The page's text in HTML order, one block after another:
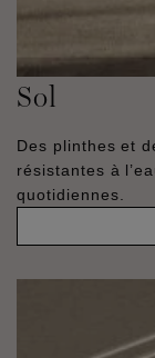
Sol
Des plinthes et
résistantes à
quotidiennes.